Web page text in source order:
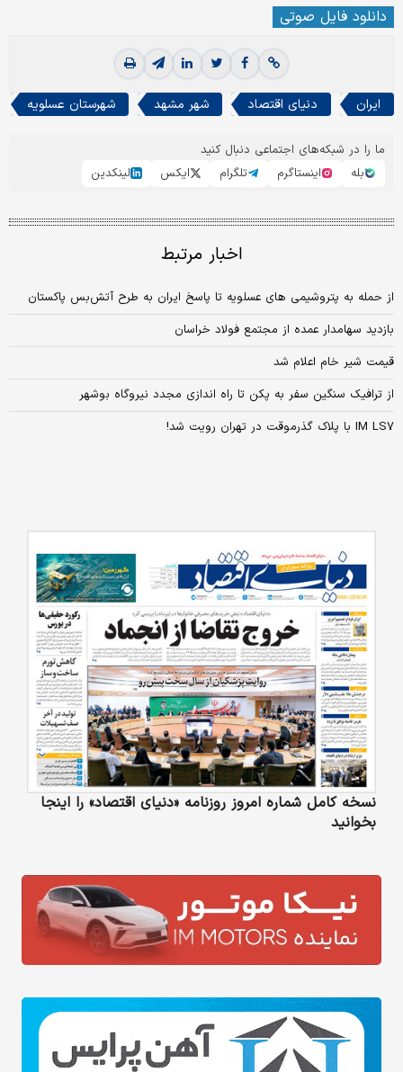
دانلود فایل صوتی
ایران دنیای اقتصاد شهر مشهد شهرستان عسلویه
ما را در شبکه‌های اجتماعی دنبال کنید
بله
اینستاگرم تلگرام ایکس لینکدین
اخبار مرتبط
از حمله به پتروشیمی های عسلویه تا پاسخ ایران به طرح آتش‌بس پاکستان ‌
بازدید سهامدار عمده از مجتمع فولاد خراسان
قیمت شیر خام اعلام شد
از ترافیک سنگین سفر به پکن تا راه اندازی مجدد نیروگاه بوشهر
IM LS۷ با پلاک گذرموقت در تهران رویت شد!
نسخه کامل شماره امروز روزنامه «دنیای‌ اقتصاد» را اینجا
بخوانید